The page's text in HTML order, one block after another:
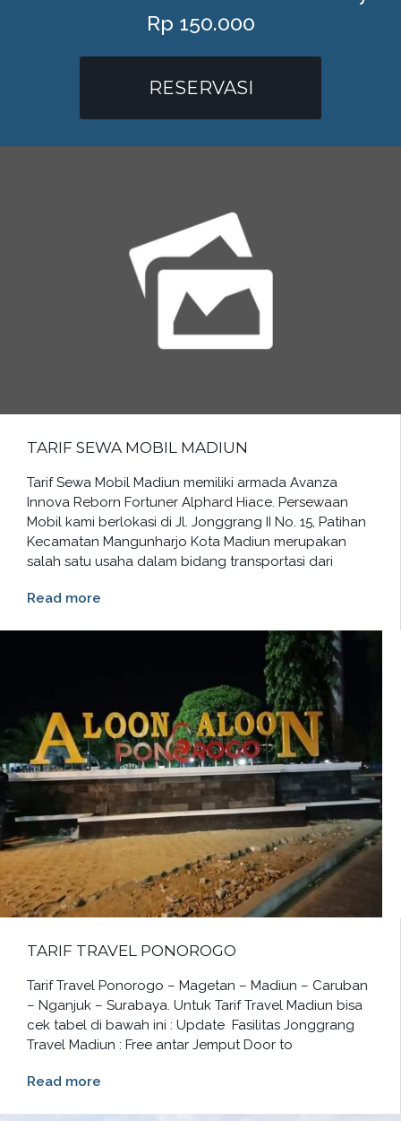
Rp 150.000
RESERVASI
TARIF SEWA MOBIL MADIUN
Tarif Sewa Mobil Madiun memiliki armada Avanza
Innova Reborn Fortuner Alphard Hiace. Persewaan
Mobil kami berlokasi di Jl. Jonggrang II No. 15, Patihan
Kecamatan Mangunharjo Kota Madiun merupakan
salah satu usaha dalam bidang transportasi dari
Read more
TARIF TRAVEL PONOROGO
Tarif Travel Ponorogo – Magetan – Madiun – Caruban
– Nganjuk – Surabaya. Untuk Tarif Travel Madiun bisa
cek tabel di bawah ini : Update Fasilitas Jonggrang
Travel Madiun : Free antar Jemput Door to
Read more